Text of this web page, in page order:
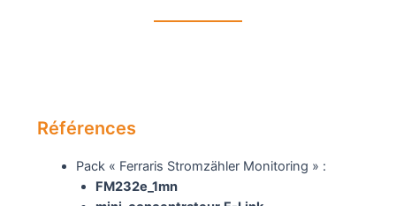
Références
Pack « Ferraris Stromzähler Monitoring » :
FM232e_1mn